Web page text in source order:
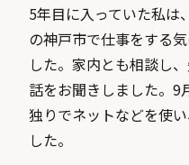
5年目に入っていた私は
の神戸市で仕事をする
した。家内とも相談し
話をお聞きしました。9
独りでネットなどを使
した。